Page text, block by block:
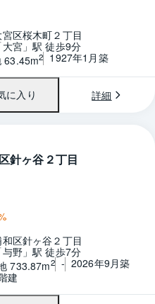
区桜木町２丁目
宮」駅 徒歩9分
63.45m2 1927年1月築
に入り 詳細
針ヶ谷２丁目
区針ヶ谷２丁目
野」駅 徒歩7分
733.87m2 - 2026年9月築
建